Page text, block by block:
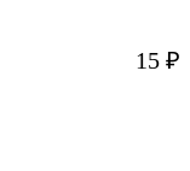
15 ₽